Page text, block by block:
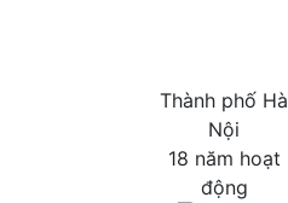
Thành phố Hà
Nội
18 năm hoạt
động